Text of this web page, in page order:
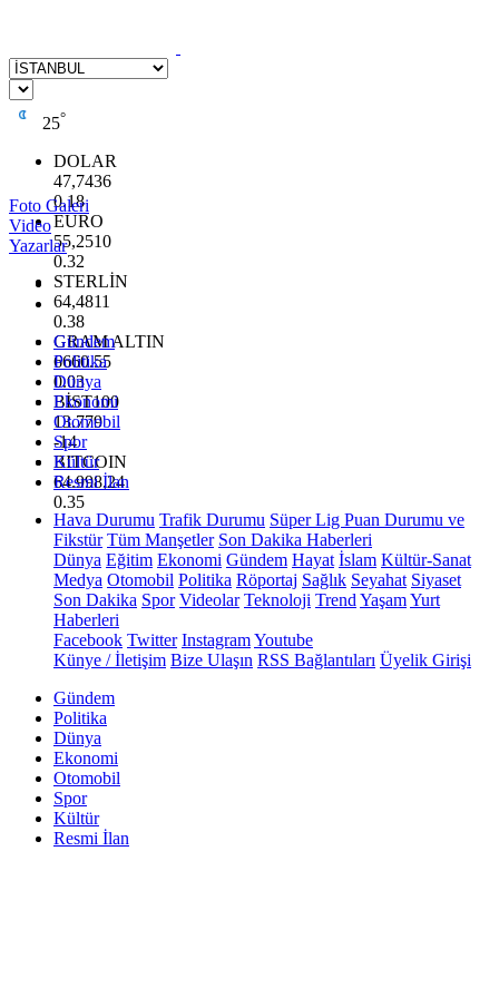
25°
DOLAR
47,7436
0.18
EURO
55,2510
0.32
STERLİN
64,4811
0.38
GRAM ALTIN
6660.55
0.03
BİST100
13.779
-14
BITCOIN
64.998,24
0.35
Foto Galeri
Video
Yazarlar
Gündem
Politika
Dünya
Ekonomi
Otomobil
Spor
Kültür
Resmi İlan
Hava Durumu Trafik Durumu Süper Lig Puan Durumu ve
Fikstür Tüm Manşetler Son Dakika Haberleri
Dünya Eğitim Ekonomi Gündem Hayat İslam Kültür-Sanat
Medya Otomobil Politika Röportaj Sağlık Seyahat Siyaset
Son Dakika Spor Videolar Teknoloji Trend YaşamYurt
Haberleri
Facebook Twitter InstagramYoutube
Künye / İletişim Bize Ulaşın RSS Bağlantıları Üyelik Girişi
Gündem
Politika
Dünya
Ekonomi
Otomobil
Spor
Kültür
Resmi İlan